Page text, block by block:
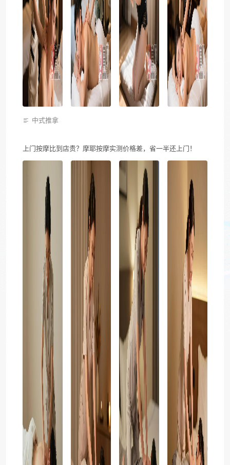
中式推拿
上门按摩比到店贵？摩耶按摩实测价格差，省一半还上门！